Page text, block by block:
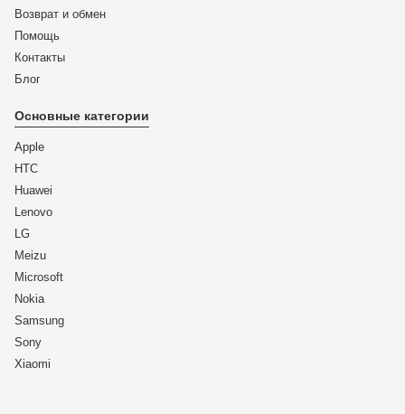
Возврат и обмен
Помощь
Контакты
Блог
Основные категории
Apple
HTC
Huawei
Lenovo
LG
Meizu
Microsoft
Nokia
Samsung
Sony
Xiaomi